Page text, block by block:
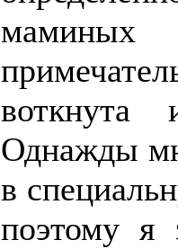
маминых
Однажды
в
поэтому я